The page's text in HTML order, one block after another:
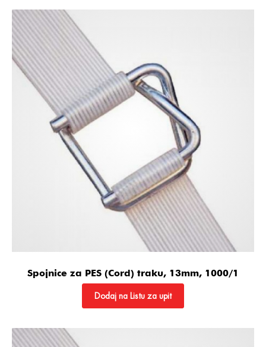
Spojnice za PES (Cord) traku, 13mm, 1000/1
Dodaj na Listu za upit